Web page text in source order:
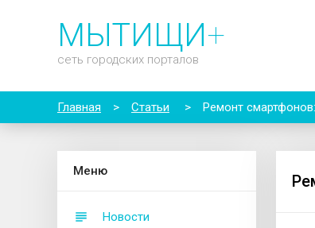
МЫТИЩИ+
сеть городских порталов
Главная > Статьи > Ремонт
Меню
Новости